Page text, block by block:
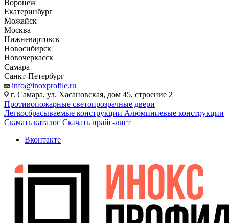
Воронеж
Екатеринбург
Можайск
Москва
Нижневартовск
Новосибирск
Новочеркасск
Самара
Санкт-Петербург
info@inoxprofile.ru
г. Самара, ул. Хасановская, дом 45, строение 2
Противопожарные светопрозрачные двери
Легкосбрасываемые конструкции Алюминиевые конструкции
Скачать каталог Скачать прайс-лист
Вконтакте